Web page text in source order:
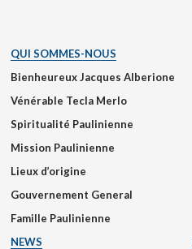
QUI SOMMES-NOUS
Bienheureux Jacques Alberione
Vénérable Tecla Merlo
Spiritualité Paulinienne
Mission Paulinienne
Lieux d’origine
Gouvernement General
Famille Paulinienne
NEWS